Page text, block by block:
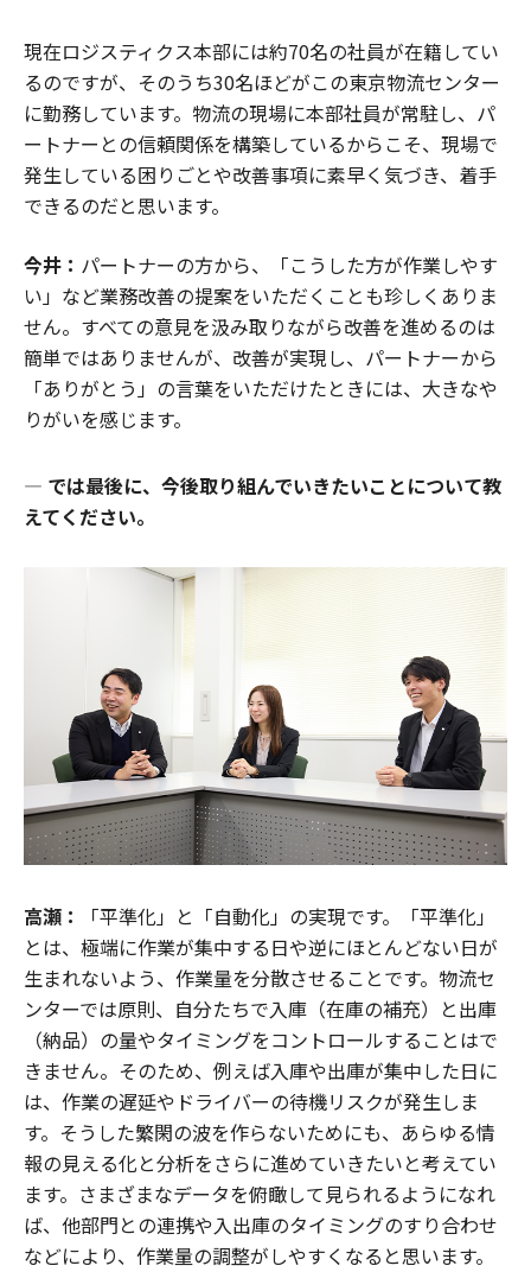
現在ロジスティクス本部には約70名の社員が在籍してい
るのですが、そのうち30名ほどがこの東京物流センター
に勤務しています。物流の現場に本部社員が常駐し、パ
ートナーとの信頼関係を構築しているからこそ、現場で
発生している困りごとや改善事項に素早く気づき、着手
できるのだと思います。
今井： パートナーの方から、「こうした方が作業しやす
い」など業務改善の提案をいただくことも珍しくありま
せん。すべての意見を汲み取りながら改善を進めるのは
簡単ではありませんが、改善が実現し、パートナーから
「ありがとう」の言葉をいただけたときには、大きなや
りがいを感じます。
― では最後に、今後取り組んでいきたいことについて教
えてください。
高瀬：
「平準化」と「自動化」の実現です。「平準化」
とは、極端に作業が集中する日や逆にほとんどない日が
生まれないよう、作業量を分散させることです。物流セ
ンターでは原則、自分たちで入庫（在庫の補充）と出庫
（納品）の量やタイミングをコントロールすることはで
きません。そのため、例えば入庫や出庫が集中した日に
は、作業の遅延やドライバーの待機リスクが発生しま
す。そうした繁閑の波を作らないためにも、あらゆる情
報の見える化と分析をさらに進めていきたいと考えてい
ます。さまざまなデータを俯瞰して見られるようになれ
ば、他部門との連携や入出庫のタイミングのすり合わせ
などにより、作業量の調整がしやすくなると思います。